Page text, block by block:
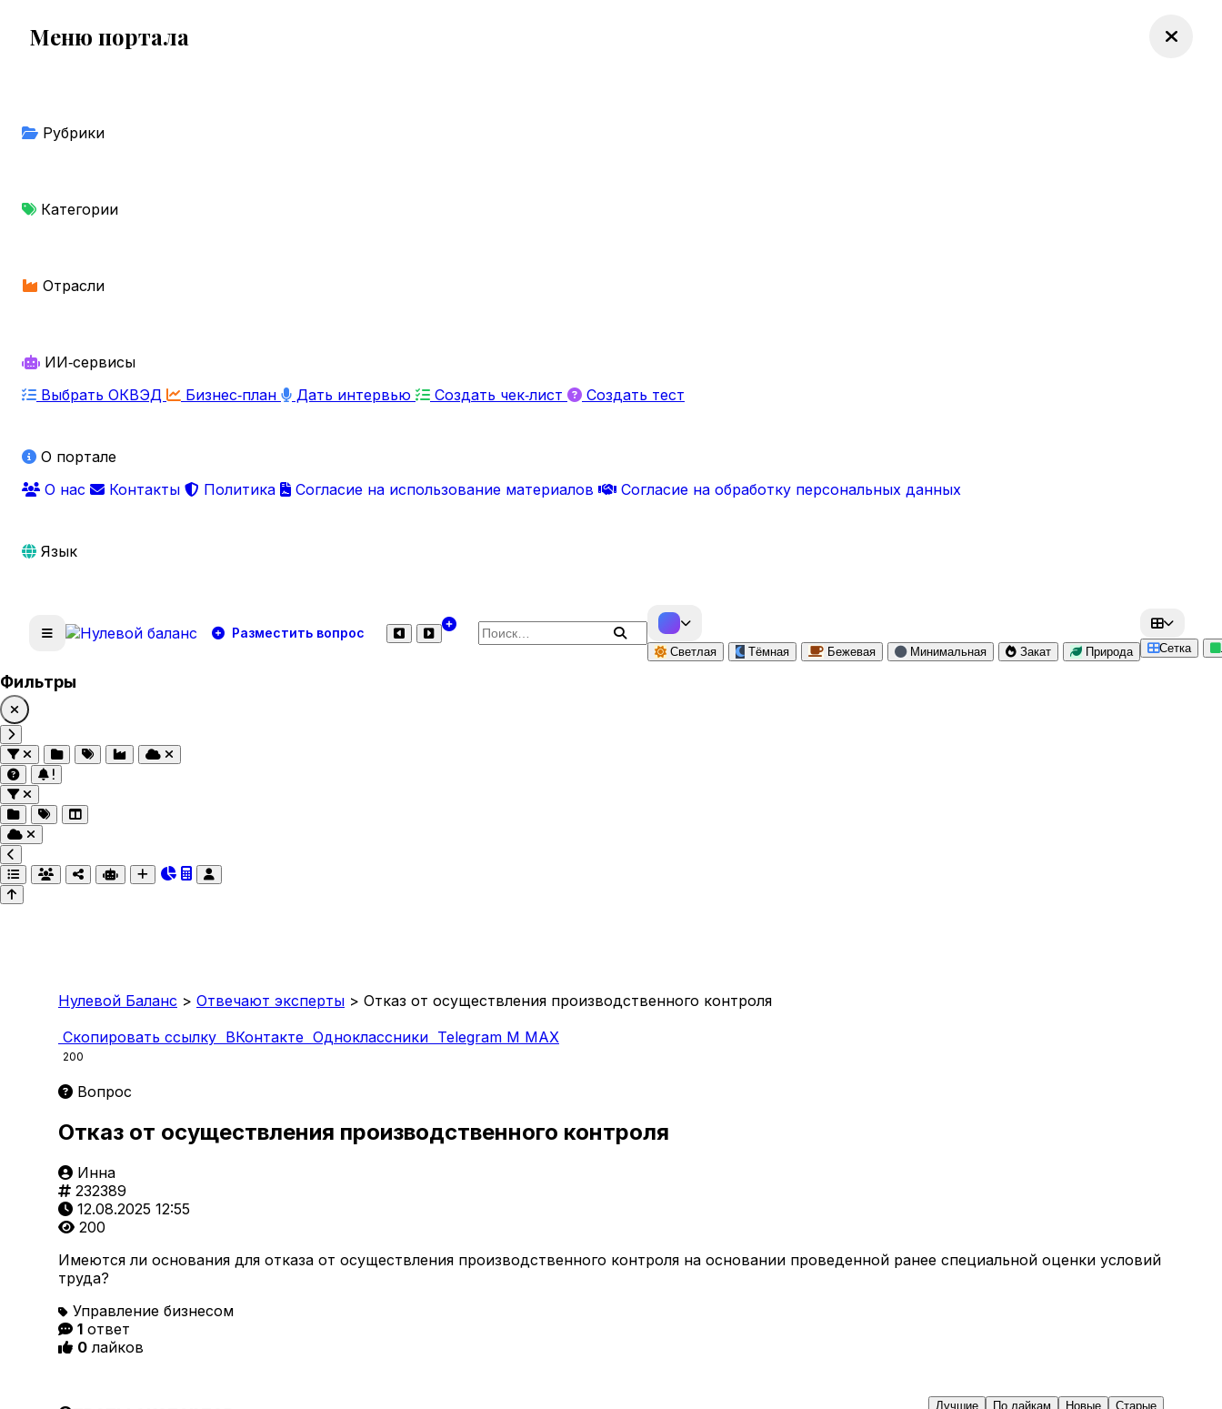
Меню портала
Рубрики
Категории
Отрасли
ИИ‑сервисы
Выбрать ОКВЭД
Бизнес‑план Дать интервью Создать чек‑лист Создать тест
О портале
О нас
Контакты Политика Согласие на использование материалов Согласие на обработку персональных данных
Язык
Разместить вопрос Поиск по сайту
Светлая Тёмная Бежевая Минимальная Закат Природа Сетка
Фильтры
Нулевой Баланс > Отвечают эксперты > Отказ от осуществления производственного контроля
Скопировать ссылку ВКонтакте Одноклассники Telegram M MAX
200
Вопрос
Отказ от осуществления производственного контроля
Инна
232389
12.08.2025 12:55
200
Имеются ли основания для отказа от осуществления производственного контроля на основании проведенной ранее специальной оценки условий
труда?
Управление бизнесом
1 ответ
0 лайков
Лучшие По лайкам Новые Старые